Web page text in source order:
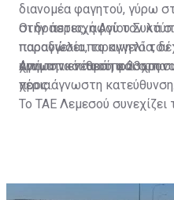
διανομέα φαγητού, γύρω
στην περιοχή Αγίου Συλά
παραδώσει παραγγελία,
άγνωστα νεαρά πρόσωπα.
Οι δράστες, αφού τον
παραγγελία, το κινητό
χρηματικό ποσό, και στη
προς άγνωστη κατεύθυνση.
Από την επίθεση ο
χέρια.
Το ΤΑΕ Λεμεσού συνεχίζει